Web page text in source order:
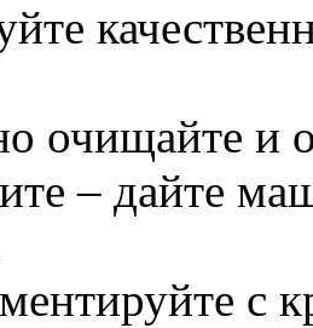
очищайте и
– дайте
с